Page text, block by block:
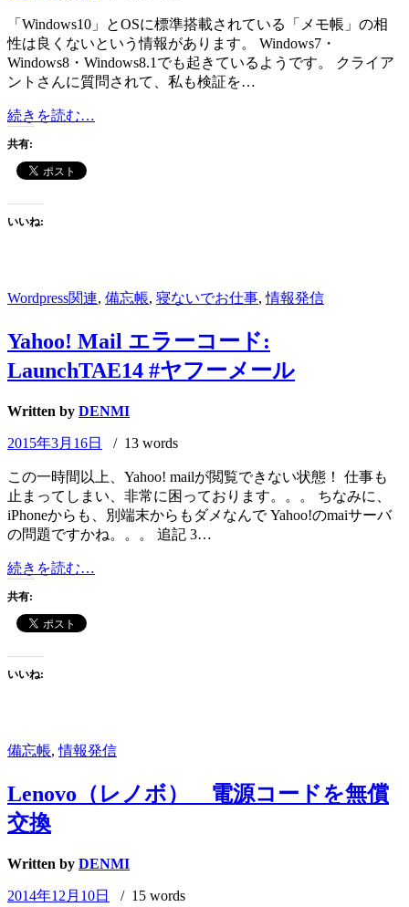
「Windows10」とOSに標準搭載されている「メモ帳」の相
性は良くないという情報があります。 Windows7・
Windows8・Windows8.1でも起きているようです。 クライア
ントさんに質問されて、私も検証を…
続きを読む…
し
し
た」
共有:
いいね:
Wordpress関連, 備忘帳, 寝ないでお仕事,情報発信
Yahoo! Mail エラーコード:
LaunchTAE14 #ヤフーメール
Written by DENMI
2015年3月16日 / 13 words
この一時間以上、Yahoo! mailが閲覧できない状態！ 仕事も
止まってしまい、非常に困っております。。。 ちなみに、
iPhoneからも、別端末からもダメなんで Yahoo!のmaiサーバ
の問題ですかね。。。 追記 3…
続きを読む…
ヤ
ー
メ
共有:
いいね:
備忘帳,情報発信
Lenovo（レノボ） 電源コードを無償
交換
Written by DENMI
2014年12月10日 / 15 words